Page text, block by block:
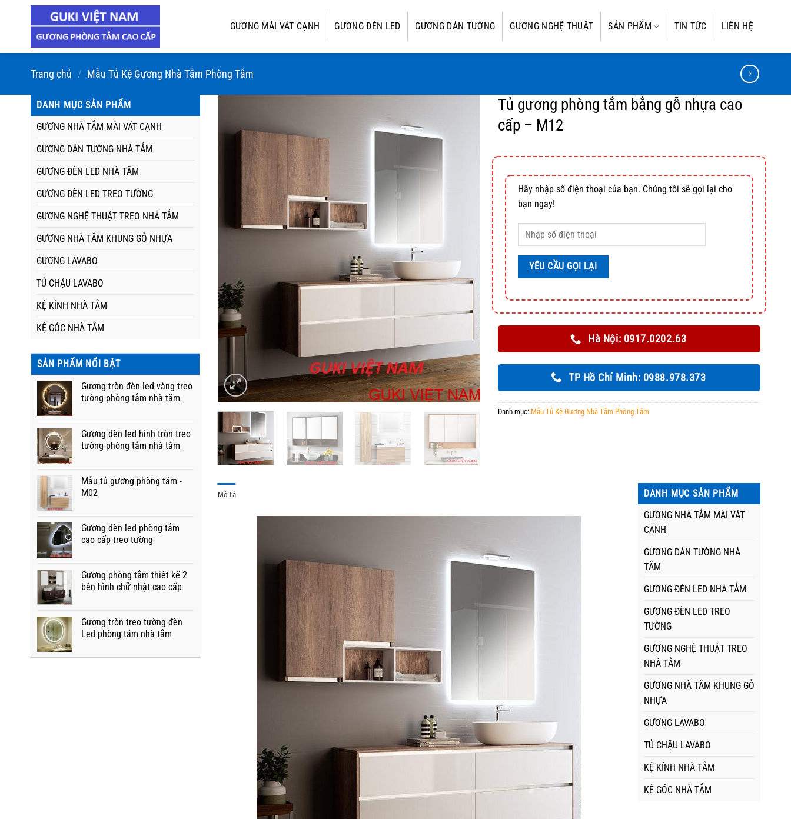
dung
GƯƠNG MÀI VÁT CẠNH GƯƠNG ĐÈN LED GƯƠNG DÁN TƯỜNG GƯƠNG NGHỆ THUẬT SẢN PHẨM TIN TỨC LIÊN HỆ
Trang chủ / Mẫu Tủ Kệ Gương Nhà Tắm Phòng Tắm
DANH MỤC SẢN PHẨM
GƯƠNG NHÀ TẮM MÀI VÁT CẠNH
GƯƠNG DÁN TƯỜNG NHÀ TẮM
GƯƠNG ĐÈN LED NHÀ TẮM
GƯƠNG ĐÈN LED TREO TƯỜNG
GƯƠNG NGHỆ THUẬT TREO NHÀ TẮM
GƯƠNG NHÀ TẮM KHUNG GỖ NHỰA
GƯƠNG LAVABO
TỦ CHẬU LAVABO
KỆ KÍNH NHÀ TẮM
KỆ GÓC NHÀ TẮM
SẢN PHẨM NỔI BẬT
Gương tròn đèn led vàng treo
tường phòng tắm nhà tắm
Gương đèn led hình tròn treo
tường phòng tắm nhà tắm
Mẫu tủ gương phòng tắm -
M02
Gương đèn led phòng tắm
cao cấp treo tường
Gương phòng tắm thiết kế 2
bên hình chữ nhật cao cấp
Gương tròn treo tường đèn
Led phòng tắm nhà tắm
Tủ gương phòng tắm bằng gỗ nhựa cao
cấp – M12
Hãy nhập số điện thoại của bạn. Chúng tôi sẽ gọi lại cho
bạn ngay!
Hà Nội: 0917.0202.63
TP Hồ Chí Minh: 0988.978.373
Danh mục: Mẫu Tủ Kệ Gương Nhà Tắm Phòng Tắm
Mô tả
DANH MỤC SẢN PHẨM
GƯƠNG NHÀ TẮM MÀI VÁT
CẠNH
GƯƠNG DÁN TƯỜNG NHÀ
TẮM
GƯƠNG ĐÈN LED NHÀ TẮM
GƯƠNG ĐÈN LED TREO
TƯỜNG
GƯƠNG NGHỆ THUẬT TREO
NHÀ TẮM
GƯƠNG NHÀ TẮM KHUNG GỖ
NHỰA
GƯƠNG LAVABO
TỦ CHẬU LAVABO
KỆ KÍNH NHÀ TẮM
KỆ GÓC NHÀ TẮM